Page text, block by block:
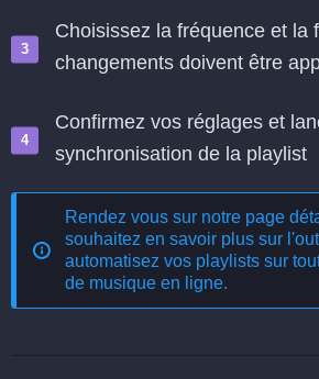
Choisissez la fréquence et la
changements doivent être
Confirmez vos réglages et
synchronisation de la playlist
Rendez vous sur notre page
souhaitez en savoir plus sur
automatisez vos playlists sur
de musique en ligne.